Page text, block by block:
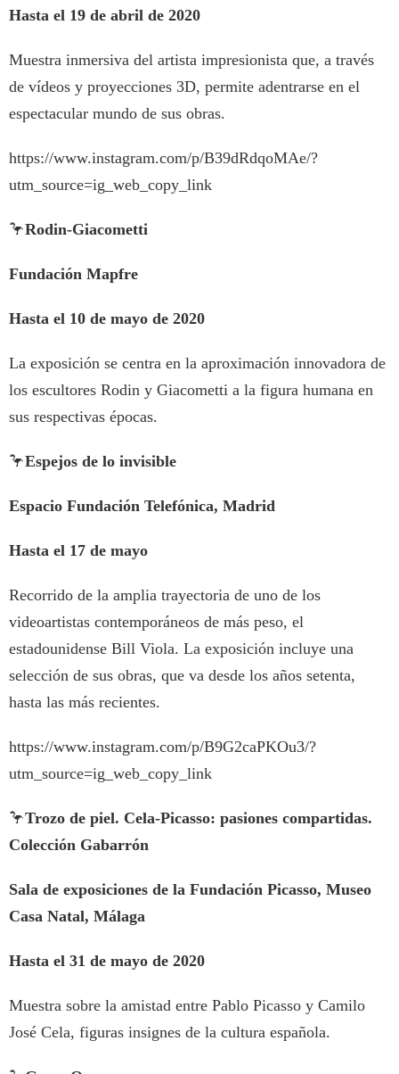
Hasta el 19 de abril de 2020
Muestra inmersiva del artista impresionista que, a través
de vídeos y proyecciones 3D, permite adentrarse en el
espectacular mundo de sus obras.
https://www.instagram.com/p/B39dRdqoMAe/?
utm_source=ig_web_copy_link
🦩Rodin-Giacometti
Fundación Mapfre
Hasta el 10 de mayo de 2020
La exposición se centra en la aproximación innovadora de
los escultores Rodin y Giacometti a la figura humana en
sus respectivas épocas.
🦩Espejos de lo invisible
Espacio Fundación Telefónica, Madrid
Hasta el 17 de mayo
Recorrido de la amplia trayectoria de uno de los
videoartistas contemporáneos de más peso, el
estadounidense Bill Viola. La exposición incluye una
selección de sus obras, que va desde los años setenta,
hasta las más recientes.
https://www.instagram.com/p/B9G2caPKOu3/?
utm_source=ig_web_copy_link
🦩Trozo de piel. Cela-Picasso: pasiones compartidas.
Colección Gabarrón
Sala de exposiciones de la Fundación Picasso, Museo
Casa Natal, Málaga
Hasta el 31 de mayo de 2020
Muestra sobre la amistad entre Pablo Picasso y Camilo
José Cela, figuras insignes de la cultura española.